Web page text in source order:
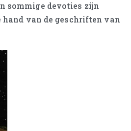
sommige devoties zijn
hand van de geschriften van